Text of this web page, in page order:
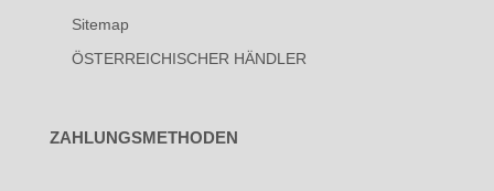
Sitemap
ÖSTERREICHISCHER HÄNDLER
ZAHLUNGSMETHODEN